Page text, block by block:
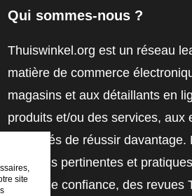
Qui sommes-nous ?
Thuiswinkel.org est un réseau
matière de commerce
magasins et aux détaillants en
produits et/ou des services, aux
employés de réussir
solutions pertinentes et
labels de confiance, des revues
site